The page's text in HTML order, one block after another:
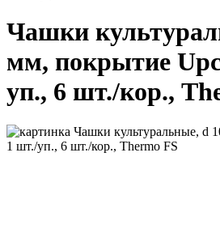
Чашки
мм, покрытие
уп., 6 шт./кор.,